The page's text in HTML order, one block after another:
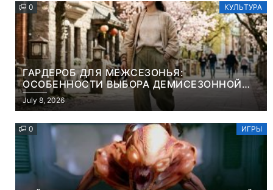
0 КУЛЬТУРА
ГАРДЕРОБ ДЛЯ МЕЖСЕЗОНЬЯ:
ОСОБЕННОСТИ ВЫБОРА ДЕМИСЕЗОННОЙ
ПАРКИ И ЭЛЕГАНТНОГО ЖЕНСКОГО ПЛАЩА
July 8, 2026
0 ИГРЫ